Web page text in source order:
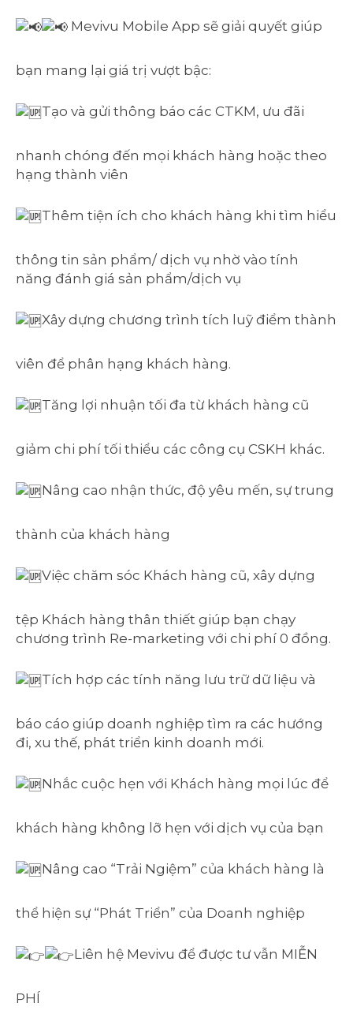
Mevivu Mobile App sẽ giải quyết giúp
bạn mang lại giá trị vượt bậc:
Tạo và gửi thông báo các CTKM, ưu đãi
nhanh chóng đến mọi khách hàng hoặc theo
hạng thành viên
Thêm tiện ích cho khách hàng khi tìm hiểu
thông tin sản phẩm/ dịch vụ nhờ vào tính
năng đánh giá sản phẩm/dịch vụ
Xây dựng chương trình tích luỹ điểm thành
viên để phân hạng khách hàng.
Tăng lợi nhuận tối đa từ khách hàng cũ
giảm chi phí tối thiểu các công cụ CSKH khác.
Nâng cao nhận thức, độ yêu mến, sự trung
thành của khách hàng
Việc chăm sóc Khách hàng cũ, xây dựng
tệp Khách hàng thân thiết giúp bạn chạy
chương trình Re-marketing với chi phí 0 đồng.
Tích hợp các tính năng lưu trữ dữ liệu và
báo cáo giúp doanh nghiệp tìm ra các hướng
đi, xu thế, phát triển kinh doanh mới.
Nhắc cuộc hẹn với Khách hàng mọi lúc để
khách hàng không lỡ hẹn với dịch vụ của bạn
Nâng cao “Trải Ngiệm” của khách hàng là
thể hiện sự “Phát Triển” của Doanh nghiệp
Liên hệ Mevivu để được tư vẫn MIỄN
PHÍ